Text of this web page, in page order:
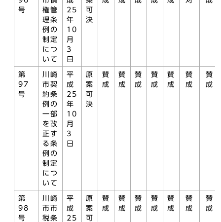
号
権管
理条
例の
制定
につ
いて
25
年
10
月
3
日
可
決
第
97
号
川崎
市契
約条
例の
一部
を改
正す
る条
例の
制定
につ
いて
平
成
25
年
10
月
3
日
原
案
可
決
賛
成
賛
成
賛
成
賛
成
賛
成
賛
成
賛
成
第
98
号
川崎
市市
税条
平
成
25
原
案
可
賛
成
賛
成
賛
成
賛
成
賛
成
賛
成
賛
成